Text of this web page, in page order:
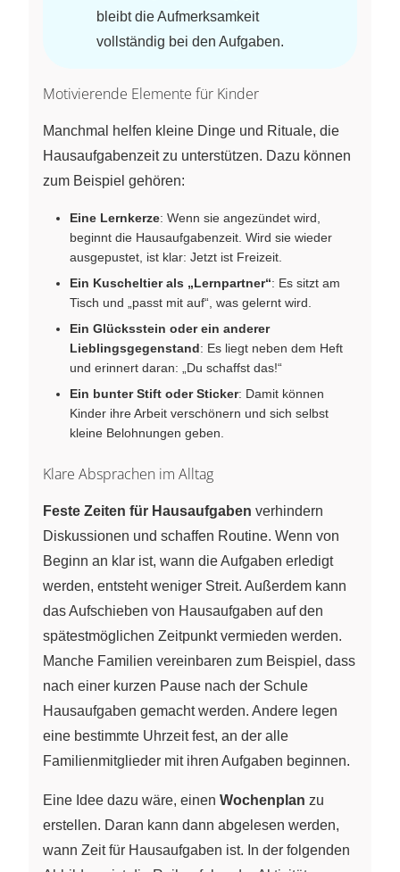
bleibt die Aufmerksamkeit
vollständig bei den Aufgaben.
Motivierende Elemente für Kinder
Manchmal helfen kleine Dinge und Rituale, die
Hausaufgabenzeit zu unterstützen. Dazu können
zum Beispiel gehören:
Eine Lernkerze: Wenn sie angezündet wird,
beginnt die Hausaufgabenzeit. Wird sie wieder
ausgepustet, ist klar: Jetzt ist Freizeit.
Ein Kuscheltier als „Lernpartner“: Es sitzt am
Tisch und „passt mit auf“, was gelernt wird.
Ein Glücksstein oder ein anderer
Lieblingsgegenstand: Es liegt neben dem Heft
und erinnert daran: „Du schaffst das!“
Ein bunter Stift oder Sticker: Damit können
Kinder ihre Arbeit verschönern und sich selbst
kleine Belohnungen geben.
Klare Absprachen im Alltag
Feste Zeiten für Hausaufgaben verhindern
Diskussionen und schaffen Routine. Wenn von
Beginn an klar ist, wann die Aufgaben erledigt
werden, entsteht weniger Streit. Außerdem kann
das Aufschieben von Hausaufgaben auf den
spätestmöglichen Zeitpunkt vermieden werden.
Manche Familien vereinbaren zum Beispiel, dass
nach einer kurzen Pause nach der Schule
Hausaufgaben gemacht werden. Andere legen
eine bestimmte Uhrzeit fest, an der alle
Familienmitglieder mit ihren Aufgaben beginnen.
Eine Idee dazu wäre, einen Wochenplan zu
erstellen. Daran kann dann abgelesen werden,
wann Zeit für Hausaufgaben ist. In der folgenden